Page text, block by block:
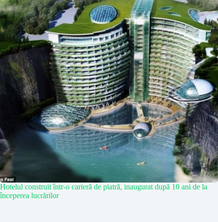
Hotelul construit într-o carieră de piatră, inaugurat după 10 ani de la
începerea lucrărilor